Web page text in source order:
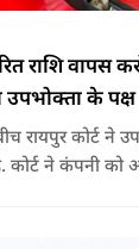
राशि वापस
उपभोक्ता के
रायपुर कोर्ट ने
कोर्ट ने कंपनी को